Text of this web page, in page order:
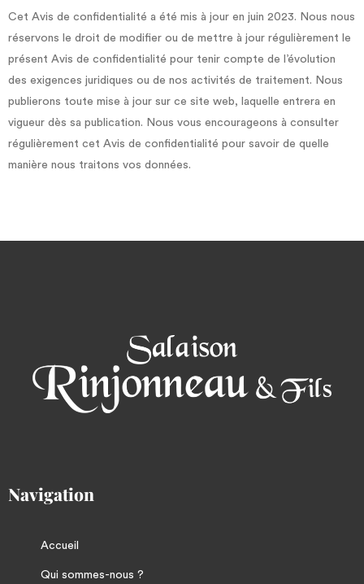
Cet Avis de confidentialité a été mis à jour en juin 2023. Nous nous
réservons le droit de modifier ou de mettre à jour régulièrement le
présent Avis de confidentialité pour tenir compte de l’évolution
des exigences juridiques ou de nos activités de traitement. Nous
publierons toute mise à jour sur ce site web, laquelle entrera en
vigueur dès sa publication. Nous vous encourageons à consulter
régulièrement cet Avis de confidentialité pour savoir de quelle
manière nous traitons vos données.
Navigation
Accueil
Qui sommes-nous ?